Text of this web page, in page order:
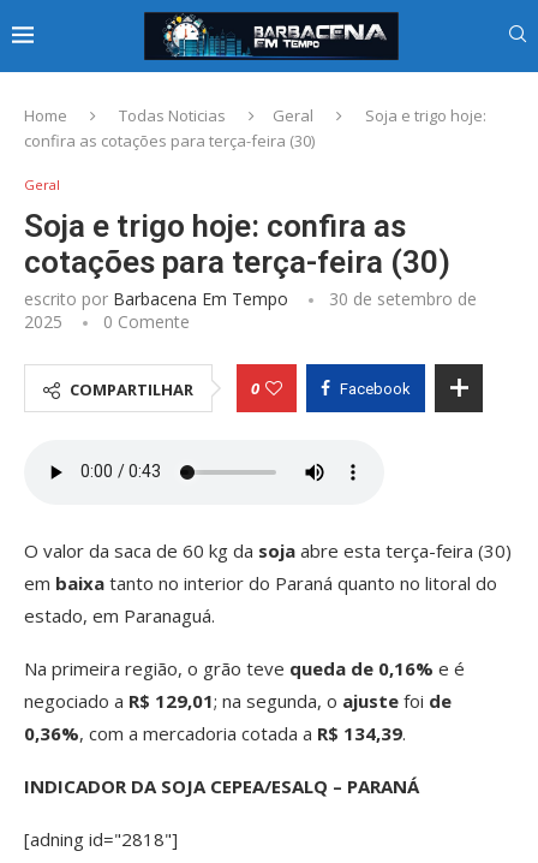
Home Todas Noticias Geral
Soja e trigo hoje:
confira as cotações para terça-feira (30)
Geral
Soja e trigo hoje: confira as
cotações para terça-feira (30)
escrito por Barbacena Em Tempo
30 de setembro de
2025
0 Comente
COMPARTILHAR 0 Facebook
O valor da saca de 60 kg da soja abre esta terça-feira (30)
em baixa tanto no interior do Paraná quanto no litoral do
estado, em Paranaguá.
Na primeira região, o grão teve queda de 0,16% e é
negociado a R$ 129,01; na segunda, o ajuste foi de
0,36%, com a mercadoria cotada a R$ 134,39.
INDICADOR DA SOJA CEPEA/ESALQ – PARANÁ
[adning id="2818"]